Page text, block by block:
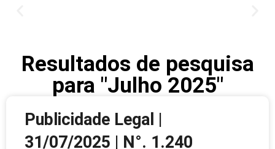
Resultados de pesquisa
para "Julho 2025"
Publicidade Legal |
31/07/2025 | N°. 1.240